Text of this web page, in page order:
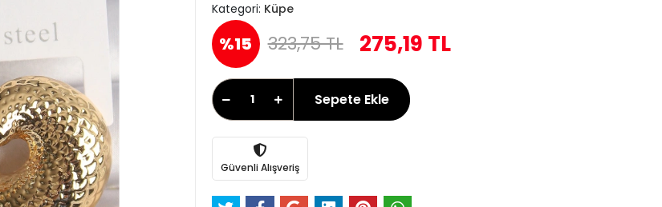
Kategori: Küpe
%15 323,75 TL 275,19 TL
Sepete Ekle
Güvenli Alışveriş